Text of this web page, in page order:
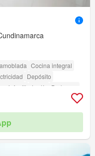
Cocina integral
Depósito
infantil Jardín Barbecue